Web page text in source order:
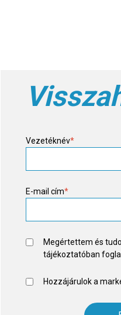
Vezetéknév*
E-mail cím*
Megértettem és
tájékoztatóban
Hozzájárulok a